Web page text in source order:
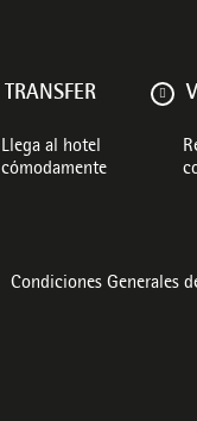
TRANSFER
Llega al hotel
cómodamente
Condiciones Generales